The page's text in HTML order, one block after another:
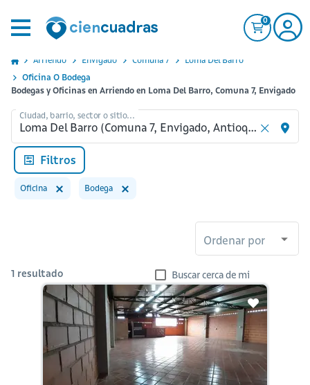
0
Arriendo Envigado Comuna 7
Loma Del Barro
Oficina O Bodega
Bodegas y Oficinas en Arriendo en Loma Del Barro, Comuna 7, Envigado
Ciudad, barrio, sector o sitio...
Filtros
Oficina Bodega
Ordenar por
1 resultado Buscar cerca de mi